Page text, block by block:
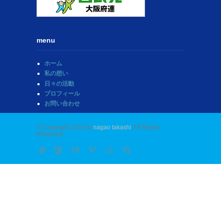
menu
ホーム
私の想い
日々の活動
プロフィール
お問い合わせ
© Copyright 2015 by nagao takashi. All Rights
Reserved.